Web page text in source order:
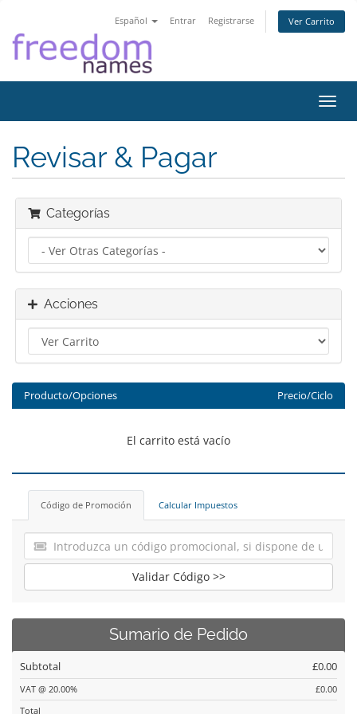
Español Entrar Registrarse Ver Carrito
Revisar & Pagar
Categorías
Acciones
Producto/Opciones Precio/Ciclo
El carrito está vacío
Código de Promoción Calcular Impuestos
Validar Código >>
Sumario de Pedido
Subtotal £0.00
VAT @ 20.00%
£0.00
Total